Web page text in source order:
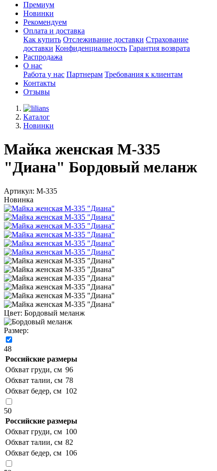
Премиум
Новинки
Рекомендуем
Оплата и доставка
Как купить Отслеживание доставки Страхование
доставки Конфиденциальность Гарантия возврата
Распродажа
О нас
Работа у нас Партнерам Требования к клиентам
Контакты
Отзывы
Каталог
Новинки
Майка женская М-335
"Диана" Бордовый меланж
Артикул: М-335
Новинка
Цвет: Бордовый меланж
Размер:
48
Российские размеры
Обхват груди, см 96
Обхват талии, см 78
Обхват бедер, см 102
50
Российские размеры
Обхват груди, см 100
Обхват талии, см 82
Обхват бедер, см 106